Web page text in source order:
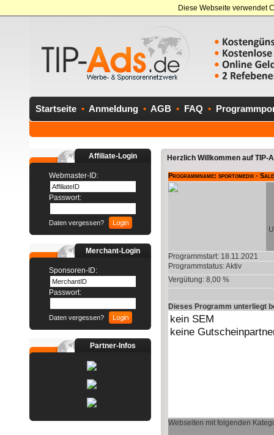
Diese Webseite verwendet
Startseite • Anmeldung • AGB • FAQ •
Affiliate-Login
Webmaster-ID:
Passwort:
Daten vergessen?
Merchant-Login
Sponsoren-ID:
Passwort:
Daten vergessen?
Partner-Infos
Herzlich Willkommen auf TIP-
Programmname: sportomedix - Sale
Programmstart: 18.11.2021
Programmstatus:Aktiv
Vergütung: 8,00 %
Dieses Programm unterliegt
Webseiten mit folgenden